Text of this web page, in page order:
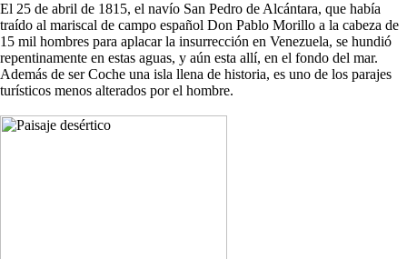
El 25 de abril de 1815, el navío San Pedro de Alcántara, que había
traído al mariscal de campo español Don Pablo Morillo a la cabeza de
15 mil hombres para aplacar la insurrección en Venezuela, se hundió
repentinamente en estas aguas, y aún esta allí, en el fondo del mar.
Además de ser Coche una isla llena de historia, es uno de los parajes
turísticos menos alterados por el hombre.